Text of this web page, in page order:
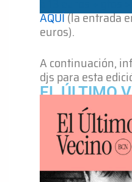
AQUÍ(la entrada
euros).
A continuación,
djs para esta
EL ÚLTIMO